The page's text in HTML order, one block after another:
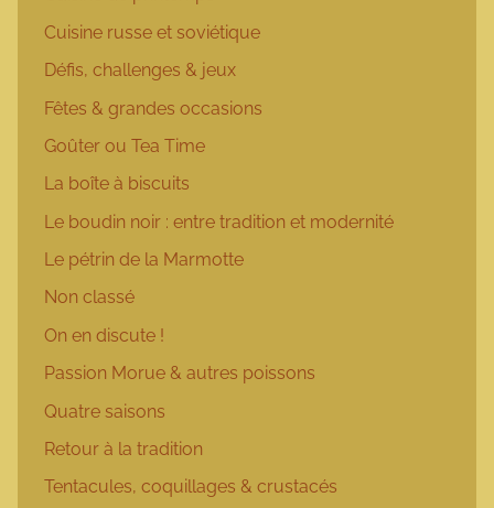
Cuisine russe et soviétique
Défis, challenges & jeux
Fêtes & grandes occasions
Goûter ou Tea Time
La boîte à biscuits
Le boudin noir : entre tradition et modernité
Le pétrin de la Marmotte
Non classé
On en discute !
Passion Morue & autres poissons
Quatre saisons
Retour à la tradition
Tentacules, coquillages & crustacés